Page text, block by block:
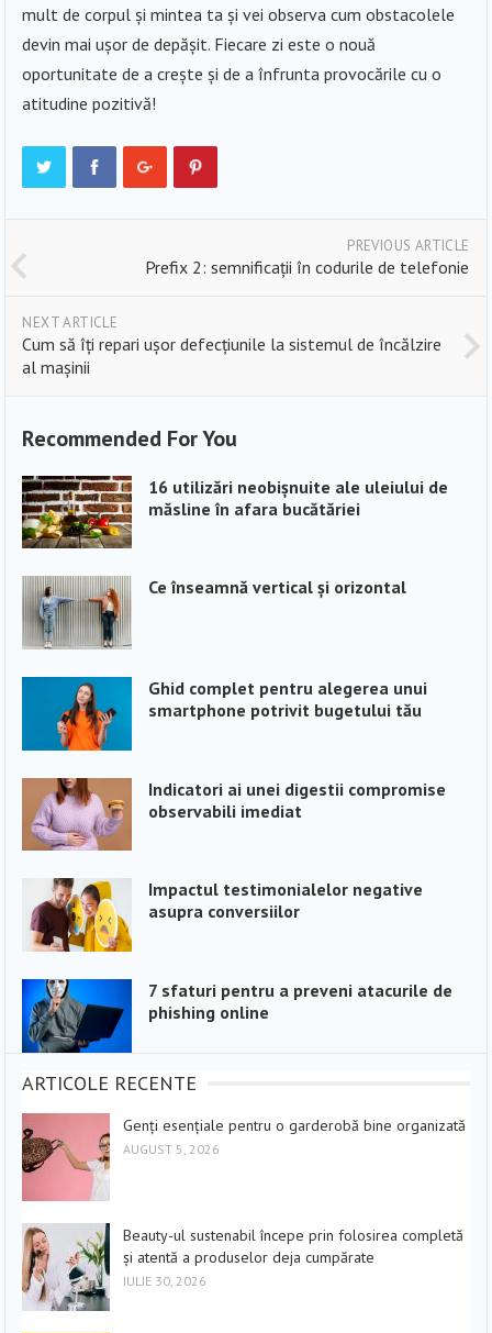
mult de corpul și mintea ta și vei observa cum obstacolele
devin mai ușor de depășit. Fiecare zi este o nouă
oportunitate de a crește și de a înfrunta provocările cu o
atitudine pozitivă!
PREVIOUS ARTICLE
Prefix 2: semnificații în codurile de telefonie
NEXT ARTICLE
Cum să îți repari ușor defecțiunile la sistemul de încălzire
al mașinii
Recommended For You
16 utilizări neobișnuite ale uleiului de
măsline în afara bucătăriei
Ce înseamnă vertical și orizontal
Ghid complet pentru alegerea unui
smartphone potrivit bugetului tău
Indicatori ai unei digestii compromise
observabili imediat
Impactul testimonialelor negative
asupra conversiilor
7 sfaturi pentru a preveni atacurile de
phishing online
ARTICOLE RECENTE
Genți esențiale pentru o garderobă bine organizată
AUGUST 5, 2026
Beauty-ul sustenabil începe prin folosirea completă
și atentă a produselor deja cumpărate
IULIE 30, 2026